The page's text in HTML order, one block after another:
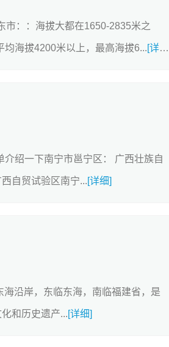
市：：海拔大都在1650-2835米之
海拔4200米以上，最高海拔6...[详
绍一下南宁市邕宁区： 广西壮族自
自贸试验区南宁...[详细]
沿岸，东临东海，南临福建省，是
和历史遗产...[详细]